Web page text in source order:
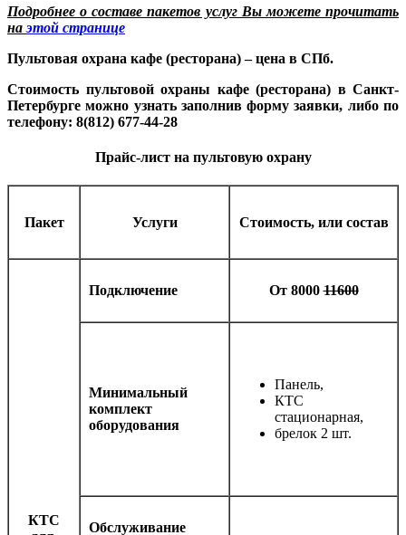
Подробнее о составе пакетов услуг Вы можете прочитать
наэтой странице
Пультовая охрана кафе (ресторана) – цена в СПб.
Стоимость пультовой охраны кафе (ресторана) в Санкт-
Петербурге можно узнать заполнив форму заявки, либо по
телефону: 8(812) 677-44-28
Прайс-лист на пультовую охрану
Пакет Услуги Стоимость, или состав
КТС
Подключение От 800011600
Минимальный
комплект
оборудования
Панель,
КТС
стационарная,
брелок 2 шт.
Обслуживание